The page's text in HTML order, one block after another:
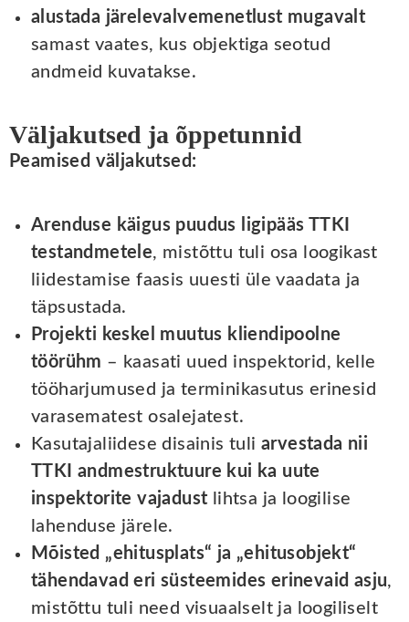
alustada järelevalvemenetlust mugavalt
samast vaates, kus objektiga seotud
andmeid kuvatakse.
Väljakutsed ja õppetunnid
Peamised väljakutsed:
Arenduse käigus puudus ligipääs TTKI
testandmetele, mistõttu tuli osa loogikast
liidestamise faasis uuesti üle vaadata ja
täpsustada.
Projekti keskel muutus kliendipoolne
töörühm – kaasati uued inspektorid, kelle
tööharjumused ja terminikasutus erinesid
varasematest osalejatest.
Kasutajaliidese disainis tuli arvestada nii
TTKI andmestruktuure kui ka uute
inspektorite vajadust lihtsa ja loogilise
lahenduse järele.
Mõisted „ehitusplats“ ja „ehitusobjekt“
tähendavad eri süsteemides erinevaid asju,
mistõttu tuli need visuaalselt ja loogiliselt